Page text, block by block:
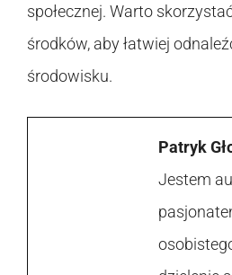
społecznej. Warto
środków, aby łatwiej
środowisku.
Patryk
Jestem